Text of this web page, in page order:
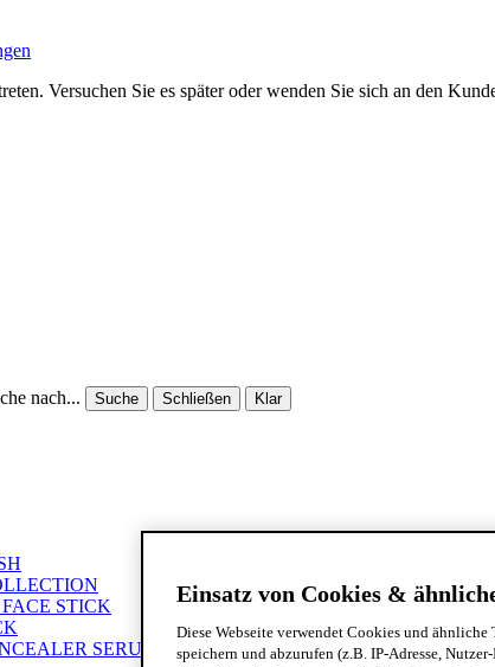
Versuchen Sie es später oder wenden Sie sich an den
nach... Suche Schließen Klar
STICK
SERUM
Einsatz von Cookies &
Diese Webseite verwendet Cookies und
speichern und abzurufen (z.B. IP-Adresse,